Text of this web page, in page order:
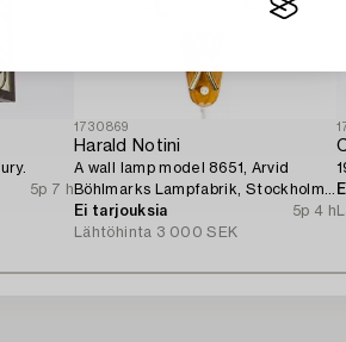
5p 7 h
1730869
Harald Notini
A wall lamp model 8651, Arvid
Böhlmarks Lampfabrik, Stockholm,
1940s.
Ei tarjouksia
5p 4 h
Lähtöhinta 3 000 SEK